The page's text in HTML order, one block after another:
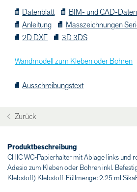
Datenblatt
BIM- und CAD-Daten
Anleitung
Masszeichnungen
2D DXF
3D 3DS
Wandmodell zum Kleben oder Bohren
Ausschreibungstext
Zurück
Produktbeschreibung
CHIC WC-Papierhalter mit Ablage links und
Adesio zum Kleben oder Bohren inkl.
Klebstoff) Klebstoff-Füllmenge: 2.25 ml